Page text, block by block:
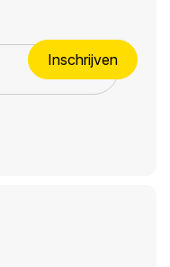
Inschrijven